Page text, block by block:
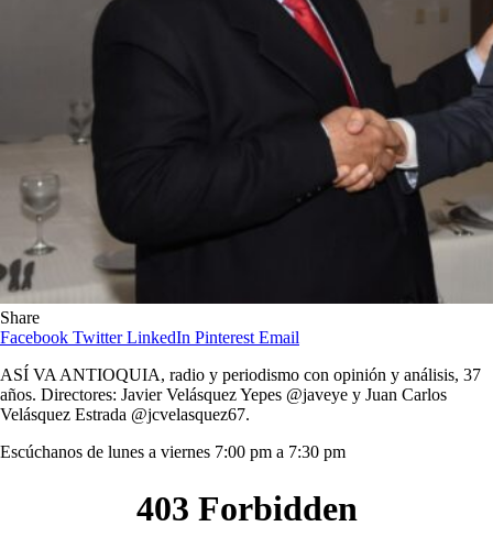
Share
Facebook Twitter LinkedIn Pinterest Email
ASÍ VA ANTIOQUIA, radio y periodismo con opinión y análisis, 37
años. Directores: Javier Velásquez Yepes @javeye y Juan Carlos
Velásquez Estrada @jcvelasquez67.
Escúchanos de lunes a viernes 7:00 pm a 7:30 pm